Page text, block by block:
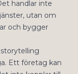
handlar inte
utan om
och bygger
Ett företag kan